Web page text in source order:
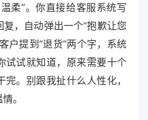
柔”。你直接给客服系统写
，自动弹出一个“抱歉让您
户提到“退货”两个字，系统
试试就知道，原来需要十个
。别跟我扯什么人性化，
。